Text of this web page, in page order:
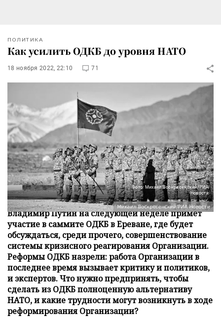
ПОЛИТИКА
Как усилить ОДКБ до уровня НАТО
18 ноября 2022, 22:10 71
Фото: Михаил Воскресенский/РИА
Новости
Владимир Путин на следующей неделе примет
участие в саммите ОДКБ в Ереване, где будет
обсуждаться, среди прочего, совершенствование
системы кризисного реагирования Организации.
Реформы ОДКБ назрели: работа Организации в
последнее время вызывает критику и политиков,
и экспертов. Что нужно предпринять, чтобы
сделать из ОДКБ полноценную альтернативу
НАТО, и какие трудности могут возникнуть в ходе
реформирования Организации?